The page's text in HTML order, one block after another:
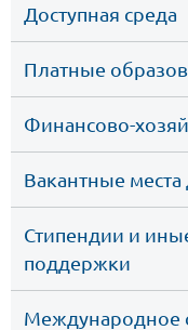
Доступная среда
Платные
Финансово-
Вакантные
Стипендии и
поддержки
Международное